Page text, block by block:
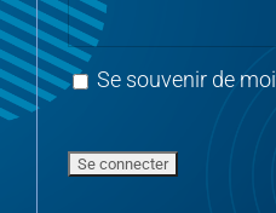
Se souvenir de moi